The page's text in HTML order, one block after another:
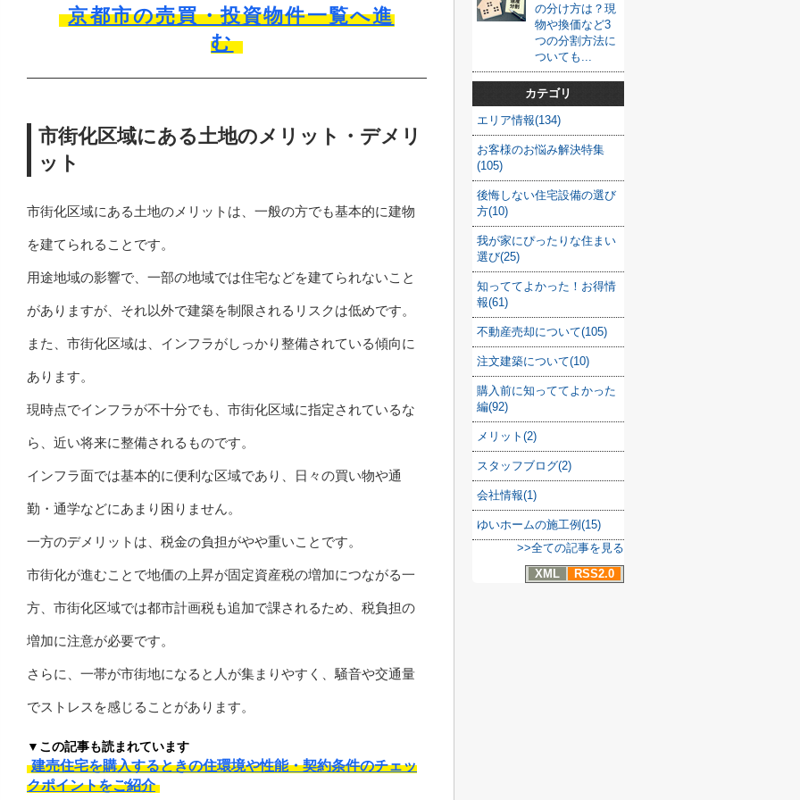
京都市の売買・投資物件一覧へ進
む
市街化区域にある土地のメリット・デメリ
ット
市街化区域にある土地のメリットは、一般の方でも基本的に建物
を建てられることです。
用途地域の影響で、一部の地域では住宅などを建てられないこと
がありますが、それ以外で建築を制限されるリスクは低めです。
また、市街化区域は、インフラがしっかり整備されている傾向に
あります。
現時点でインフラが不十分でも、市街化区域に指定されているな
ら、近い将来に整備されるものです。
インフラ面では基本的に便利な区域であり、日々の買い物や通
勤・通学などにあまり困りません。
一方のデメリットは、税金の負担がやや重いことです。
市街化が進むことで地価の上昇が固定資産税の増加につながる一
方、市街化区域では都市計画税も追加で課されるため、税負担の
増加に注意が必要です。
さらに、一帯が市街地になると人が集まりやすく、騒音や交通量
でストレスを感じることがあります。
▼この記事も読まれています
建売住宅を購入するときの住環境や性能・契約条件のチェッ
クポイントをご紹介
の分け方は？現
物や換価など3
つの分割方法に
ついても...
カテゴリ
エリア情報(134)
お客様のお悩み解決特集
(105)
後悔しない住宅設備の選び
方(10)
我が家にぴったりな住まい
選び(25)
知っててよかった！お得情
報(61)
不動産売却について(105)
注文建築について(10)
購入前に知っててよかった
編(92)
メリット(2)
スタッフブログ(2)
会社情報(1)
ゆいホームの施工例(15)
>>全ての記事を見る
XML
RSS2.0